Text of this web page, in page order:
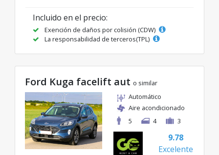
Incluido en el precio:
Exención de daños por colisión (CDW)
La responsabilidad de terceros(TPL)
Ford Kuga facelift aut o similar
Automático
Aire acondicionado
5
4 3
9.78
Excelente